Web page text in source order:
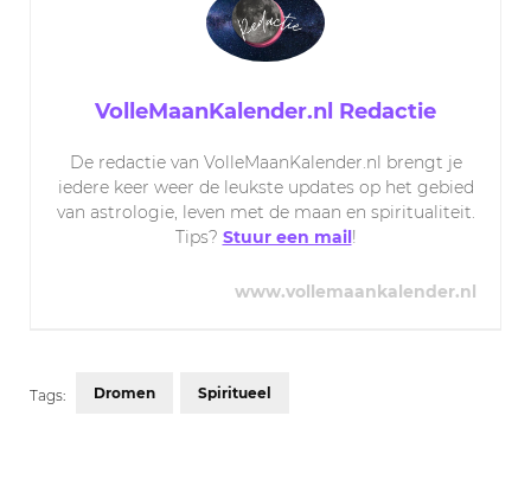
VolleMaanKalender.nl Redactie
De redactie van VolleMaanKalender.nl brengt je
iedere keer weer de leukste updates op het gebied
van astrologie, leven met de maan en spiritualiteit.
Tips? Stuur een mail !
www.vollemaankalender.nl
Tags: Dromen Spiritueel